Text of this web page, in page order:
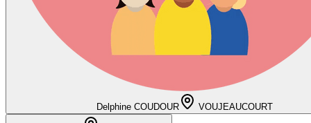
Delphine COUDOUR VOUJEAUCOURT